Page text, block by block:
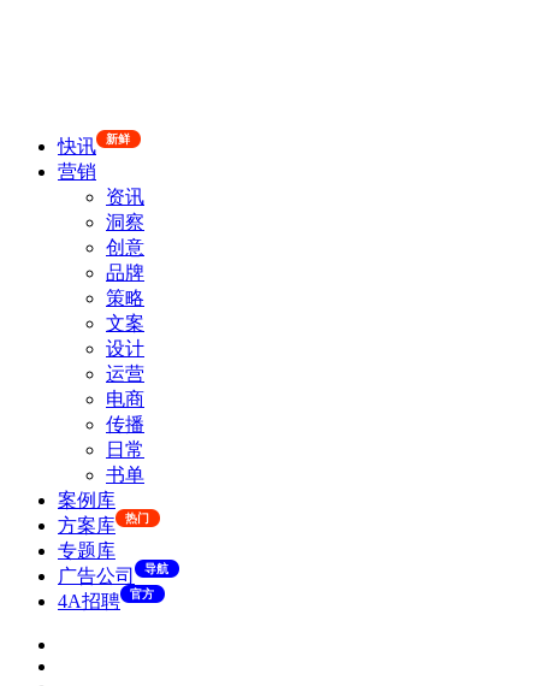
快讯 新鲜
营销
资讯
洞察
创意
品牌
策略
文案
设计
运营
电商
传播
日常
书单
案例库
方案库
热门
专题库
广告公司
导航
4A招聘 官方